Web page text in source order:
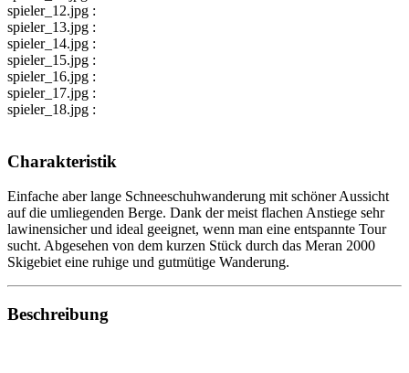
spieler_12.jpg :
spieler_13.jpg :
spieler_14.jpg :
spieler_15.jpg :
spieler_16.jpg :
spieler_17.jpg :
spieler_18.jpg :
Charakteristik
Einfache aber lange Schneeschuhwanderung mit schöner Aussicht
auf die umliegenden Berge. Dank der meist flachen Anstiege sehr
lawinensicher und ideal geeignet, wenn man eine entspannte Tour
sucht. Abgesehen von dem kurzen Stück durch das Meran 2000
Skigebiet eine ruhige und gutmütige Wanderung.
Beschreibung